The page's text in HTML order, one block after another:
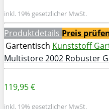
inkl. 19% gesetzlicher MwSt.
Produktdetails Preis
Gartentisch Kunststoff
Multistore 2002 Robuster
119,95 €
inkl. 19% gesetzlicher MwSt.